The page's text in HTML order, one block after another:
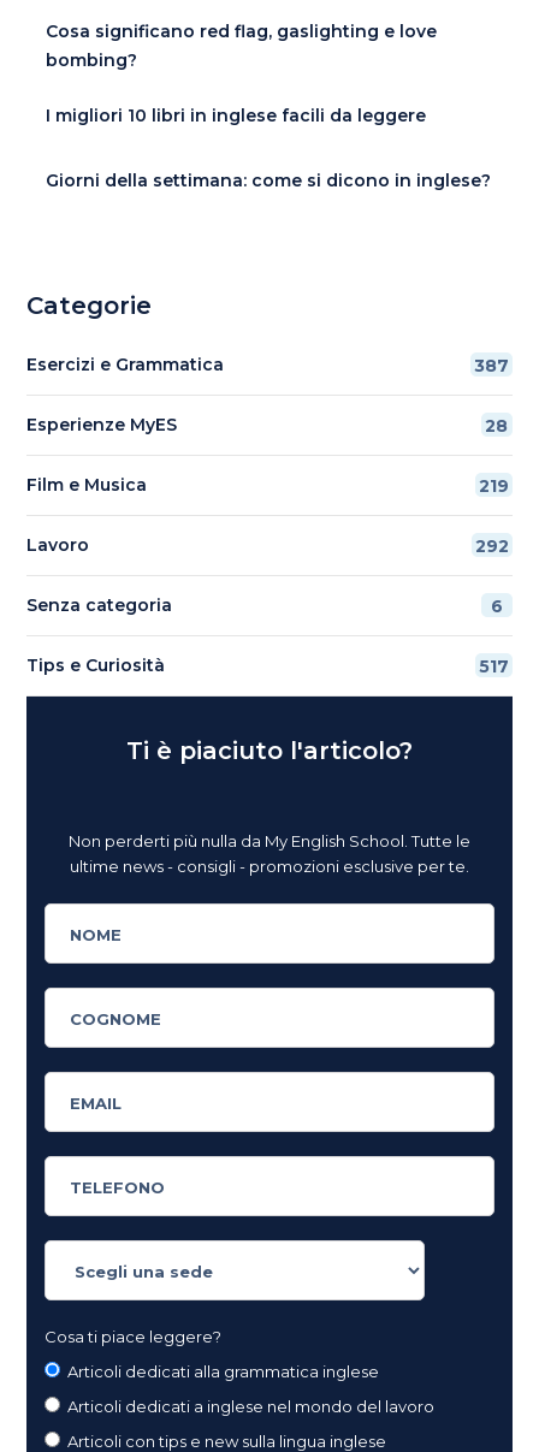
Cosa significano red flag, gaslighting e love
bombing?
I migliori 10 libri in inglese facili da leggere
Giorni della settimana: come si dicono in inglese?
Categorie
Esercizi e Grammatica 387
Esperienze MyES 28
Film e Musica 219
Lavoro 292
Senza categoria 6
Tips e Curiosità 517
Ti è piaciuto l'articolo?
Non perderti più nulla da My English School. Tutte le
ultime news - consigli - promozioni esclusive per te.
Cosa ti piace leggere?
Articoli dedicati alla grammatica inglese
Articoli dedicati a inglese nel mondo del lavoro
Articoli con tips e new sulla lingua inglese